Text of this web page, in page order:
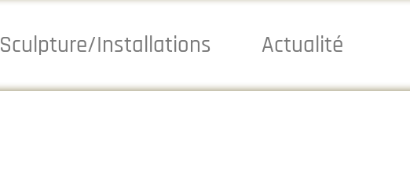
Sculpture/Installations Actualité